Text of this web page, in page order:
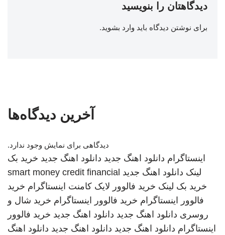
دیدگاهتان را بنویسید
برای نوشتن دیدگاه باید وارد بشوید.
آخرین دیدگاه‌ها
دیدگاهی برای نمایش وجود ندارد.
اینستاگرام دانلود اهنگ جدید دانلود اهنگ جدید خرید بک
لینک دانلود اهنگ جدید smart money credit financial
خرید بک لینک خرید فالوور لایک کامنت اینستاگرام خرید
فالوور اینستاگرام خرید فالوور اینستاگرام خرید شال و
روسری دانلود اهنگ جدید دانلود اهنگ جدید خرید فالوور
اینستاگرام دانلود اهنگ جدید دانلود اهنگ جدید دانلود اهنگ